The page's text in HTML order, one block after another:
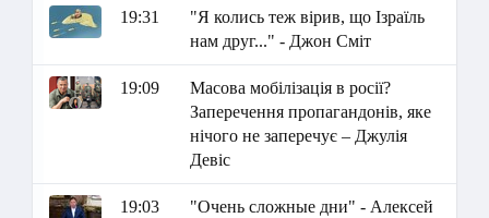
19:31
"Я колись теж вірив, що Ізраїль
нам друг..." - Джон Сміт
19:09
Масова мобілізація в росії?
Заперечення пропагандонів, яке
нічого не заперечує – Джулія
Девіс
19:03
"Очень сложные дни" - Алексей